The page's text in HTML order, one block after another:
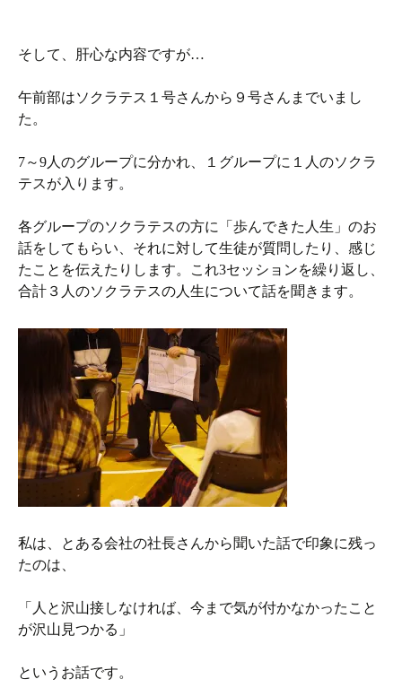
そして、肝心な内容ですが…
午前部はソクラテス１号さんから９号さんまでいまし
た。
7～9人のグループに分かれ、１グループに１人のソクラ
テスが入ります。
各グループのソクラテスの方に「歩んできた人生」のお
話をしてもらい、それに対して生徒が質問したり、感じ
たことを伝えたりします。これ3セッションを繰り返し、
合計３人のソクラテスの人生について話を聞きます。
私は、とある会社の社長さんから聞いた話で印象に残っ
たのは、
「人と沢山接しなければ、今まで気が付かなかったこと
が沢山見つかる」
というお話です。